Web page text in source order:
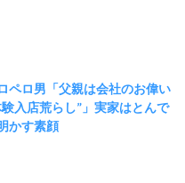
ペロ男「父親は会社のお偉い
入店荒らし”」実家はとんで
かす素顔